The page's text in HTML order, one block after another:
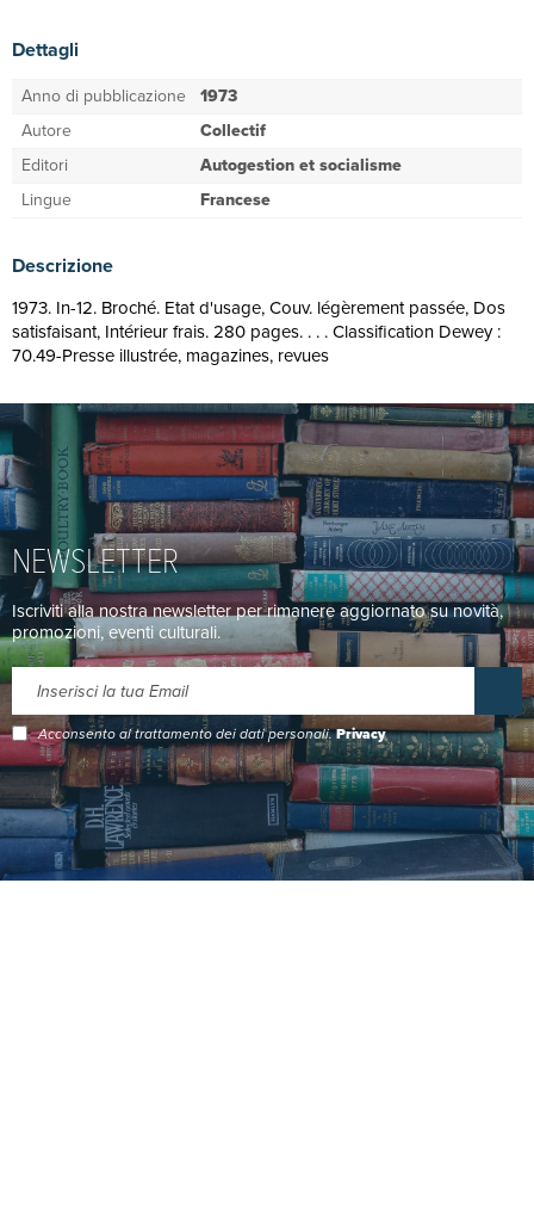
Dettagli
Anno di pubblicazione 1973
Autore
Collectif
Editori
Autogestion et socialisme
Lingue
Francese
Descrizione
1973. In-12. Broché. Etat d'usage, Couv. légèrement passée, Dos
satisfaisant, Intérieur frais. 280 pages. . . . Classification Dewey :
70.49-Presse illustrée, magazines, revues
NEWSLETTER
Iscriviti alla nostra newsletter per rimanere aggiornato su novità,
promozioni, eventi culturali.
Acconsento al trattamento dei dati personali.Privacy